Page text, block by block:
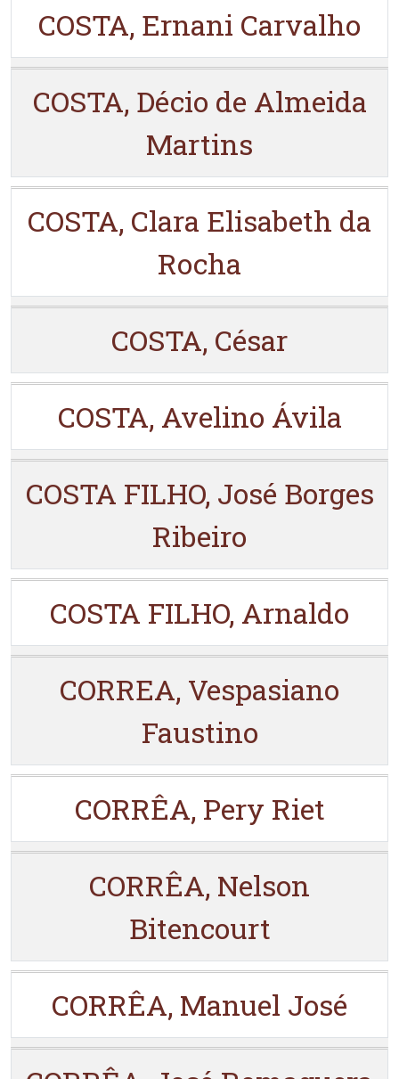
COSTA, Ernani Carvalho
COSTA, Décio de Almeida
Martins
COSTA, Clara Elisabeth da
Rocha
COSTA, César
COSTA, Avelino Ávila
COSTA FILHO, José Borges
Ribeiro
COSTA FILHO, Arnaldo
CORREA, Vespasiano
Faustino
CORRÊA, Pery Riet
CORRÊA, Nelson
Bitencourt
CORRÊA, Manuel José